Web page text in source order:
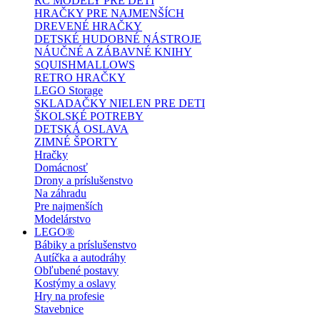
HRAČKY PRE NAJMENŠÍCH
DREVENÉ HRAČKY
DETSKÉ HUDOBNÉ NÁSTROJE
NÁUČNÉ A ZÁBAVNÉ KNIHY
SQUISHMALLOWS
RETRO HRAČKY
LEGO Storage
SKLADAČKY NIELEN PRE DETI
ŠKOLSKÉ POTREBY
DETSKÁ OSLAVA
ZIMNÉ ŠPORTY
Hračky
Domácnosť
Drony a príslušenstvo
Na záhradu
Pre najmenších
Modelárstvo
LEGO®
Bábiky a príslušenstvo
Autíčka a autodráhy
Obľubené postavy
Kostýmy a oslavy
Hry na profesie
Stavebnice